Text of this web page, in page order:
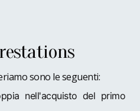
sono le seguenti:
nell'acquisto del primo